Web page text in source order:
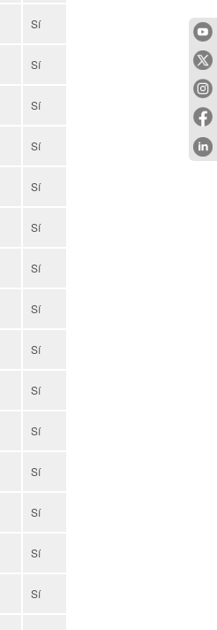
Sí
Sí
Sí
Sí
Sí
Sí
Sí
Sí
Sí
Sí
Sí
Sí
Sí
Sí
Sí